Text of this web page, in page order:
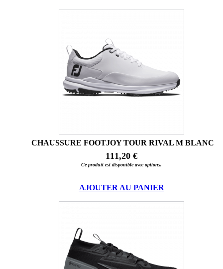
CHAUSSURE FOOTJOY TOUR RIVAL M BLANC
111,20 €
Ce produit est disponible avec options.
AJOUTER AU PANIER